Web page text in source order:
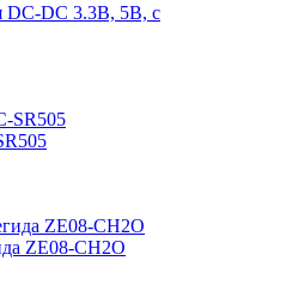
DC-DC 3.3В, 5В, с
ZE08-CH2O